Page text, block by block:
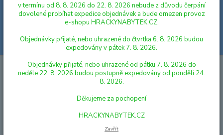
Menu
Hledat
PRO NEJMENŠÍ Káča/Vlk kolotoč kov/plast průměr 13cm
Káča/Vlk kolotoč kov/plast
průměr 13cm
v termínu od 8. 8. 2026 do 22. 8. 2026 nebude z důvodu čerpání
dovolené probíhat expedice objednávek a bude omezen provoz
e-shopu HRACKYNABYTEK.CZ.
Objednávky přijaté, nebo uhrazené do čtvrtka 6. 8. 2026 budou
expedovány v pátek 7. 8. 2026.
Objednávky přijaté, nebo uhrazené od pátku 7. 8. 2026 do
neděle 22. 8. 2026 budou postupně expedovány od pondělí 24.
8. 2026.
Děkujeme za pochopení
HRACKYNABYTEK.CZ
Zavřít